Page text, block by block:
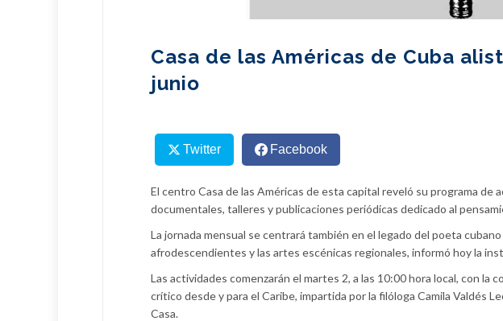
Casa de las Américas de Cuba
junio
Twitter Facebook
El centro Casa de las Américas de esta capital reveló su programa de
documentales, talleres y publicaciones periódicas dedicado al
La jornada mensual se centrará también en el legado del poeta
afrodescendientes y las artes escénicas regionales, informó hoy la
Las actividades comenzarán el martes 2, a las 10:00 hora local, con
crítico desde y para el Caribe, impartida por la filóloga Camila Valdés
Casa.